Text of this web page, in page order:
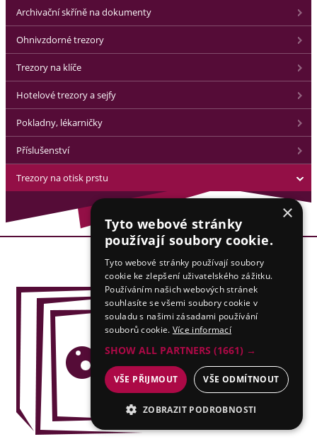
Archivační skříně na dokumenty
Ohnivzdorné trezory
Trezory na klíče
Hotelové trezory a sejfy
Pokladny, lékarničky
Příslušenství
Trezory na otisk prstu
×
Tyto webové stránky
používají soubory cookie.
Tyto webové stránky používají soubory
cookie ke zlepšení uživatelského zážitku.
Používáním našich webových stránek
souhlasíte se všemi soubory cookie v
souladu s našimi zásadami používání
souborů cookie. Více informací
SHOW ALL PARTNERS (1661) →
VŠE PŘIJMOUT VŠE ODMÍTNOUT
ZOBRAZIT PODROBNOSTI
NEZBYTNÉ